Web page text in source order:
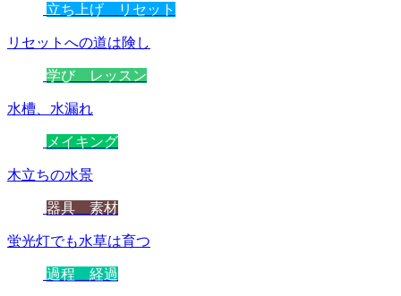
立ち上げ リセット
リセットへの道は険し
学び レッスン
水槽、水漏れ
メイキング
木立ちの水景
器具 素材
蛍光灯でも水草は育つ
過程 経過